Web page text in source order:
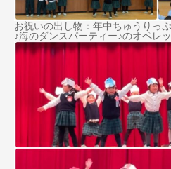
お祝いの出し物：年中ちゅうりっ
♪海のダンスパーティー♪のオペレ